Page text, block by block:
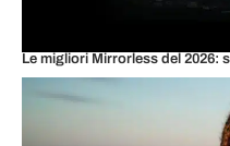
Le migliori Mirrorless del 2026: